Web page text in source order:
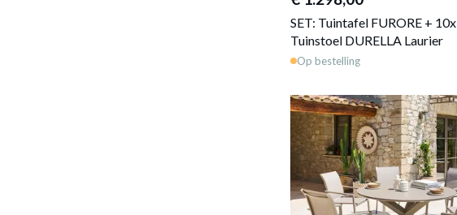
SET: Tuintafel FURORE + 10x
Tuinstoel DURELLA Laurier
Op bestelling